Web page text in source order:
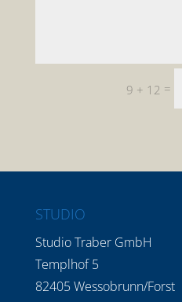
9 + 12 =
STUDIO
Studio Traber GmbH
Templhof 5
82405 Wessobrunn/Forst